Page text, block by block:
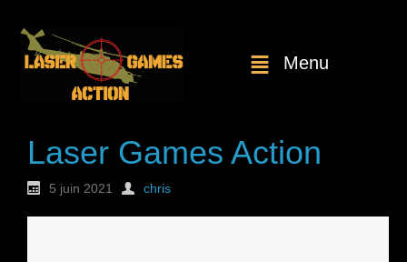
Menu
Laser Games Action
5 juin 2021 chris